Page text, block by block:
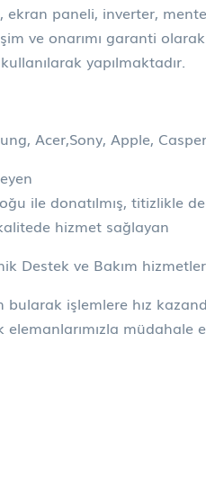
paneli, inverter,
ve onarımı garanti
yapılmaktadır.
Acer,Sony, Apple,
ile donatılmış, titizlikle
hizmet sağlayan
Destek ve Bakım
işlemlere hız
müdahale